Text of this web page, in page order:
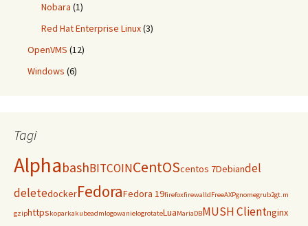
Nobara (1)
Red Hat Enterprise Linux(3)
OpenVMS (12)
Windows (6)
Tagi
AlphabashBITCOINCentOScentos 7Debiandel
deletedockerFedoraFedora 19firefoxfirewalldFreeAXPgnomegrub2gt.m
gziphttpskoparkakubeadmlogowanielogrotateLuaMariaDBMUSH Clientnginx